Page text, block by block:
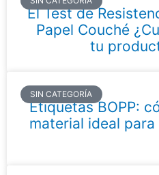
El Test de
Papel Couché
tu
SIN CATEGORÍA
Etiquetas BOPP:
material ideal